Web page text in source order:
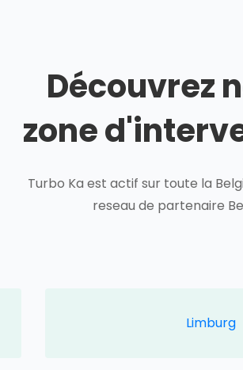
Découvrez
zone
Turbo Ka est actif sur toute la
reseau de partenaire
Limburg